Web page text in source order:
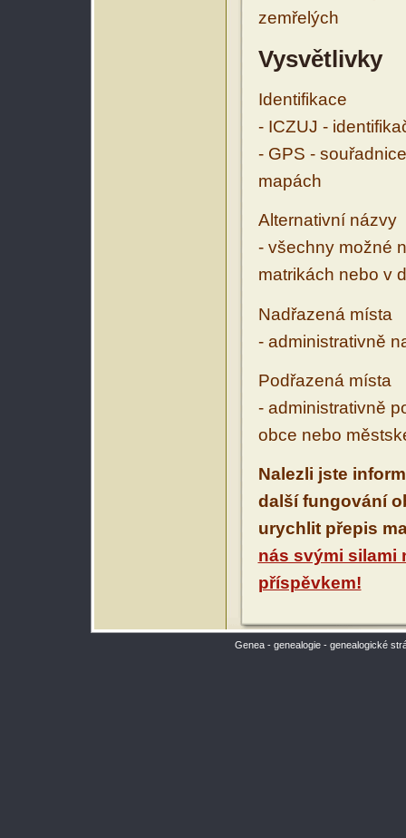
zemřelých
Vysvětlivky
Identifikace
- ICZUJ -
- GPS -
mapách
Alternativní názvy
- všechny možné
matrikách nebo v
Nadřazená místa
- administrativně
Podřazená místa
- administrativně
obce nebo
Nalezli jste
další fungování
urychlit přepis
nás svými silami
příspěvkem!
Genea - genealogie - genealogické